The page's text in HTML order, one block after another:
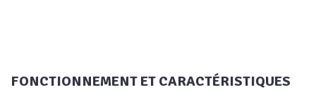
FONCTIONNEMENT ET CARACTÉRISTIQUES